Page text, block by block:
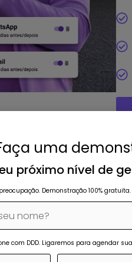
uma
próximo nível de
Demonstração 100% gratuita.
com DDD. Ligaremos para agendar